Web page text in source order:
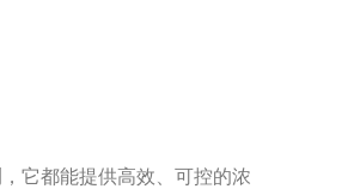
它都能提供高效、可控的浓